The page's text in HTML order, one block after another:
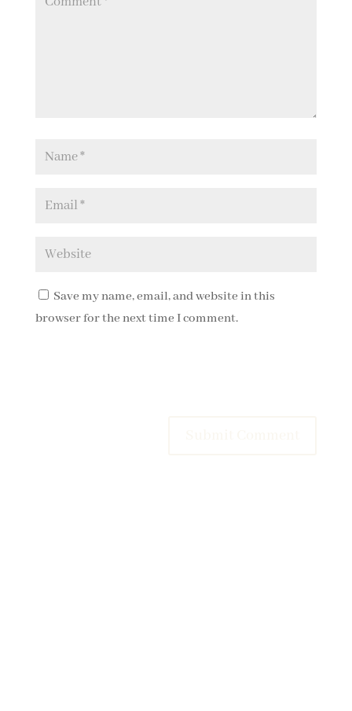
Save my name, email, and website in this
browser for the next time I comment.